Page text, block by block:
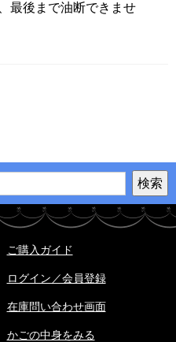
最後まで油断できませ
ご購入ガイド
ログイン／会員登録
在庫問い合わせ画面
かごの中身をみる